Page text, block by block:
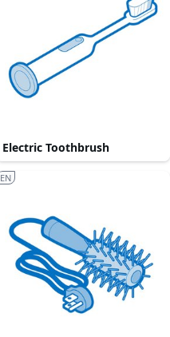
Electric Toothbrush
EN